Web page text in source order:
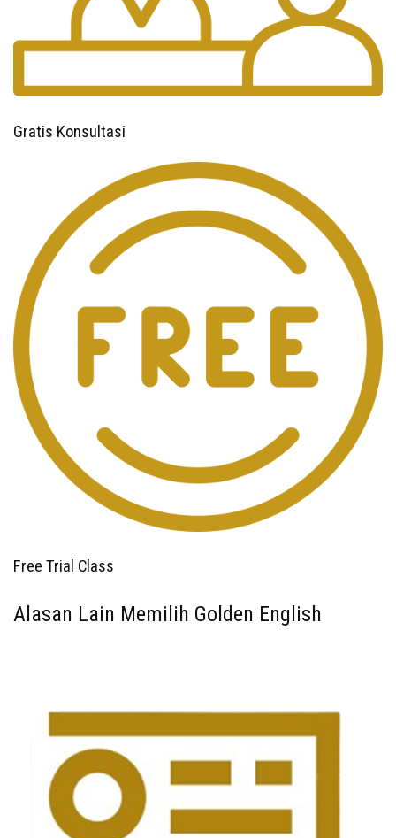
Gratis Konsultasi
Free Trial Class
Alasan Lain Memilih Golden English